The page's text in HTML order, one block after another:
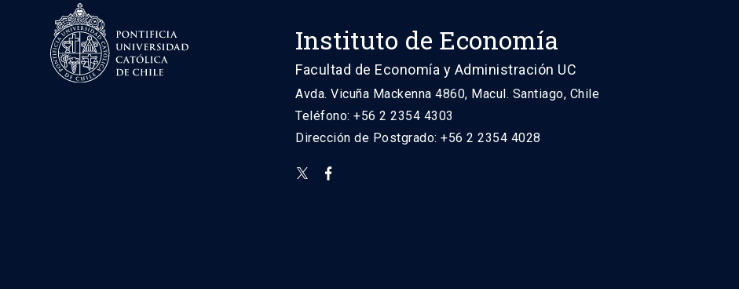
Instituto de Economía
Facultad de Economía y Administración UC
Avda. Vicuña Mackenna 4860, Macul. Santiago, Chile
Teléfono: +56 2 2354 4303
Dirección de Postgrado: +56 2 2354 4028